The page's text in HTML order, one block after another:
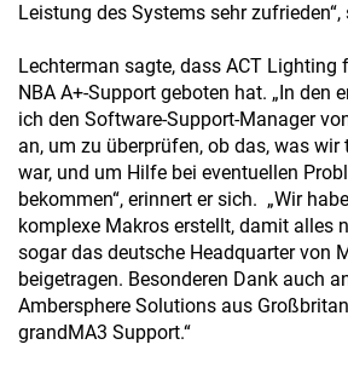
Leistung des Systems sehr
Lechterman sagte, dass ACT Lighting
NBA A+-Support geboten hat. „In den
ich den Software-Support-Manager
an, um zu überprüfen, ob das, was wir
war, und um Hilfe bei eventuellen
bekommen“, erinnert er sich. „Wir
komplexe Makros erstellt, damit alles
sogar das deutsche Headquarter von
beigetragen. Besonderen Dank auch
Ambersphere Solutions aus
grandMA3 Support.“